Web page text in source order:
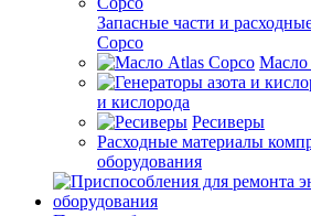
Запасные части и
Copco
Масло
и кислорода
Ресиверы
Расходные материалы
оборудования